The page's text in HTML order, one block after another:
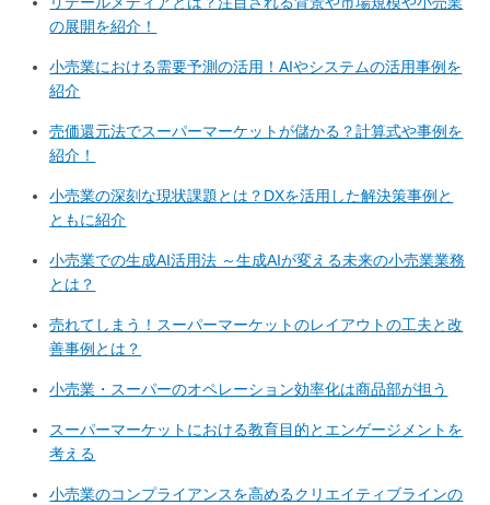
の展開を紹介！
小売業における需要予測の活用！AIやシステムの活用事例を
紹介
売価還元法でスーパーマーケットが儲かる？計算式や事例を
紹介！
小売業の深刻な現状課題とは？DXを活用した解決策事例と
ともに紹介
小売業での生成AI活用法 ～生成AIが変える未来の小売業業務
とは？
売れてしまう！スーパーマーケットのレイアウトの工夫と改
善事例とは？
小売業・スーパーのオペレーション効率化は商品部が担う
スーパーマーケットにおける教育目的とエンゲージメントを
考える
小売業のコンプライアンスを高めるクリエイティブラインの